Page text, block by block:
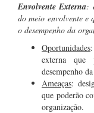
Envolvente Externa:
do meio envolvente
o desempenho da
Oportunidades
externa que
desempenho
Ameaças:
que poderão
organização.